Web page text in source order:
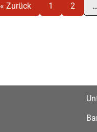
« Zurück 1 2 …